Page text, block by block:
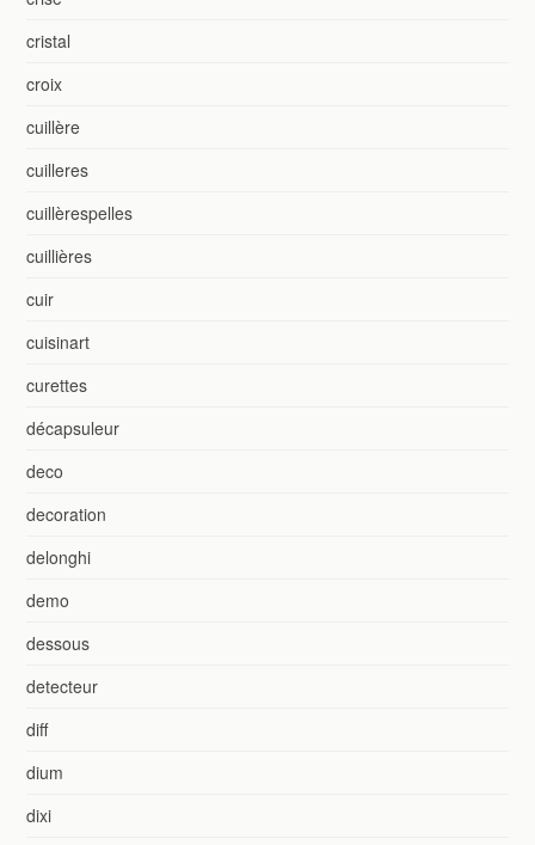
cristal
croix
cuillère
cuilleres
cuillèrespelles
cuillières
cuir
cuisinart
curettes
décapsuleur
deco
decoration
delonghi
demo
dessous
detecteur
diff
dium
dixi